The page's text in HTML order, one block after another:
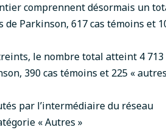
comprennent désormais un
Parkinson, 617 cas témoins et
le nombre total atteint 4 713
390 cas témoins et 225 «
par l’intermédiaire du réseau
« Autres »